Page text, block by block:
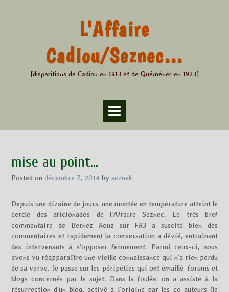
L'Affaire
Cadiou/Seznec…
[disparitions de Cadiou en 1913 et de Quéméner en 1923]
mise au point…
Posted on décembre 7, 2014 by seznek
Depuis une dizaine de jours, une montée en température atteint le
cercle des aficionados de l’Affaire Seznec. Le très bref
commentaire de Bernez Rouz sur FR3 a suscité bien des
commentaires et rapidement la conversation a dévié, entraînant
des intervenants à s’opposer fermement. Parmi ceux-ci, nous
avons vu réapparaître une vieille connaissance qui n’a rien perdu
de sa verve. Je passe sur les péripéties qui ont émaillé forums et
blogs concernés par le sujet. Dans la foulée, on a assisté à la
résurrection d’un blog, activé à l’origine par les co-auteurs (le